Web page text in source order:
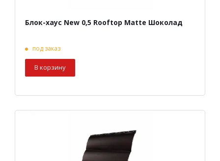
Блок-хаус New 0,5 Rooftop Matte Шоколад
под заказ
В корзину